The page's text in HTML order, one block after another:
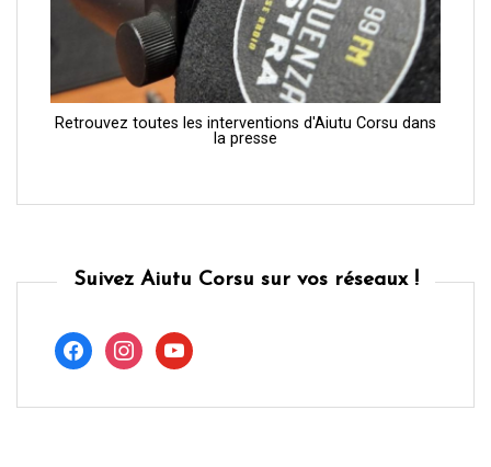
Retrouvez toutes les interventions d'Aiutu Corsu dans
la presse
Suivez Aiutu Corsu sur vos réseaux !
facebookinstagramyoutube